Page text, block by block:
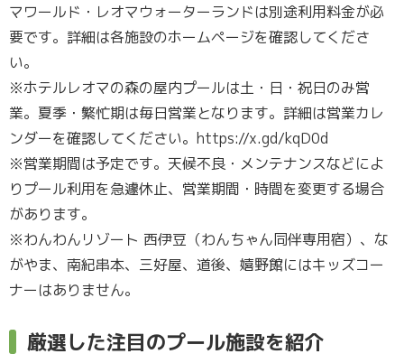
マワールド・レオマウォーターランドは別途利用料金が必
要です。詳細は各施設のホームページを確認してくださ
い。
※ホテルレオマの森の屋内プールは土・日・祝日のみ営
業。夏季・繁忙期は毎日営業となります。詳細は営業カレ
ンダーを確認してください。https://x.gd/kqD0d
※営業期間は予定です。天候不良・メンテナンスなどによ
りプール利用を急遽休止、営業期間・時間を変更する場合
があります。
※わんわんリゾート 西伊豆（わんちゃん同伴専用宿）、な
がやま、南紀串本、三好屋、道後、嬉野館にはキッズコー
ナーはありません。
厳選した注目のプール施設を紹介